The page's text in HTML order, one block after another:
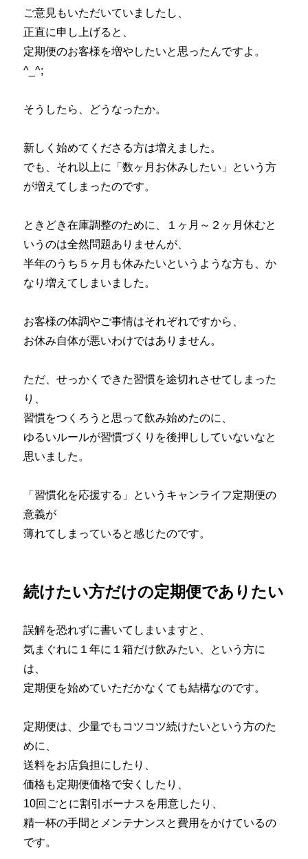
ご意見もいただいていましたし、
正直に申し上げると、
定期便のお客様を増やしたいと思ったんですよ。
^_^;
そうしたら、どうなったか。
新しく始めてくださる方は増えました。
でも、それ以上に「数ヶ月お休みしたい」という方
が増えてしまったのです。
ときどき在庫調整のために、１ヶ月～２ヶ月休むと
いうのは全然問題ありませんが、
半年のうち５ヶ月も休みたいというような方も、か
なり増えてしまいました。
お客様の体調やご事情はそれぞれですから、
お休み自体が悪いわけではありません。
ただ、せっかくできた習慣を途切れさせてしまった
り、
習慣をつくろうと思って飲み始めたのに、
ゆるいルールが習慣づくりを後押ししていないなと
思いました。
「習慣化を応援する」というキャンライフ定期便の
意義が
薄れてしまっていると感じたのです。
続けたい方だけの定期便でありたい
誤解を恐れずに書いてしまいますと、
気まぐれに１年に１箱だけ飲みたい、という方に
は、
定期便を始めていただかなくても結構なのです。
定期便は、少量でもコツコツ続けたいという方のた
めに、
送料をお店負担にしたり、
価格も定期便価格で安くしたり、
10回ごとに割引ボーナスを用意したり、
精一杯の手間とメンテナンスと費用をかけているの
です。